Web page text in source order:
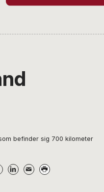
befinder sig 700 kilometer